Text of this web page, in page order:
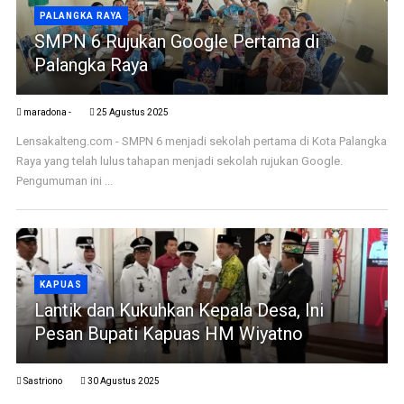
PALANGKA RAYA
SMPN 6 Rujukan Google Pertama di
Palangka Raya
maradona - 25 Agustus 2025
Lensakalteng.com - SMPN 6 menjadi sekolah pertama di Kota Palangka
Raya yang telah lulus tahapan menjadi sekolah rujukan Google.
Pengumuman ini ...
KAPUAS
Lantik dan Kukuhkan Kepala Desa, Ini
Pesan Bupati Kapuas HM Wiyatno
Sastriono 30 Agustus 2025